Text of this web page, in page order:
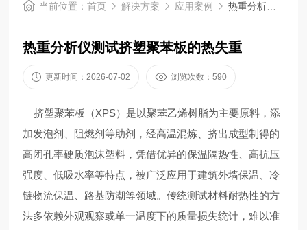
当前位置：首页 解决方案 应用案例 热重分析仪测试挤塑聚苯板的热失重
热重分析仪测试挤塑聚苯板的热失重
更新时间：2026-07-02 浏览次数：590
挤塑聚苯板（XPS）是以聚苯乙烯树脂为主要原料，添
加发泡剂、阻燃剂等助剂，经高温混炼、挤出成型制得的
高闭孔率硬质泡沫塑料，凭借优异的保温隔热性、高抗压
强度、低吸水率等特点，被广泛应用于建筑外墙保温、冷
链物流保温、路基防潮等领域。传统测试材料耐热性的方
法多依赖外观观察或单一温度下的质量损失统计，难以准